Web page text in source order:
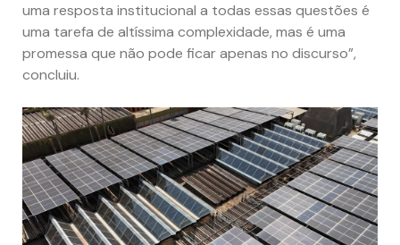
uma resposta institucional a todas essas questões é
uma tarefa de altíssima complexidade, mas é uma
promessa que não pode ficar apenas no discurso”,
concluiu.